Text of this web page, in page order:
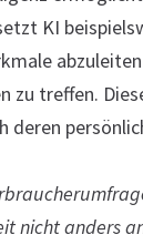
KI
zu treffen.
deren
nicht anders